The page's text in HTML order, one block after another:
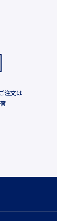
注文は